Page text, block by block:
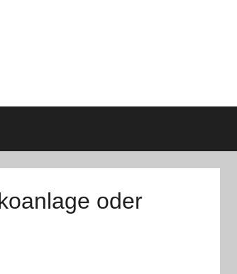
oder